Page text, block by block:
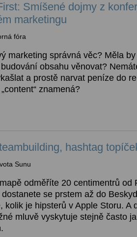
Smíšené dojmy z
marketingu
fóra
marketing správná věc? Měla
obsahu věnovat?
a prostě narvat peníze do
znamená?
hashtag
Sunu
odměříte 20 centimentrů od
se prstem až do
kolik je hipsterů v Apple Storu. A
mluvě vyskytuje stejně často